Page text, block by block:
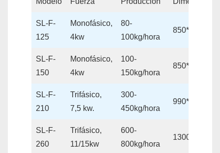
SL-F-
125
Monofásico,
4kw
80-
100kg/hora
SL-F-
150
Monofásico,
4kw
100-
150kg/hora
SL-F-
210
Trifásico,
7,5 kw.
300-
450kg/hora
SL-F-
260
Trifásico,
11/15kw
600-
800kg/hora